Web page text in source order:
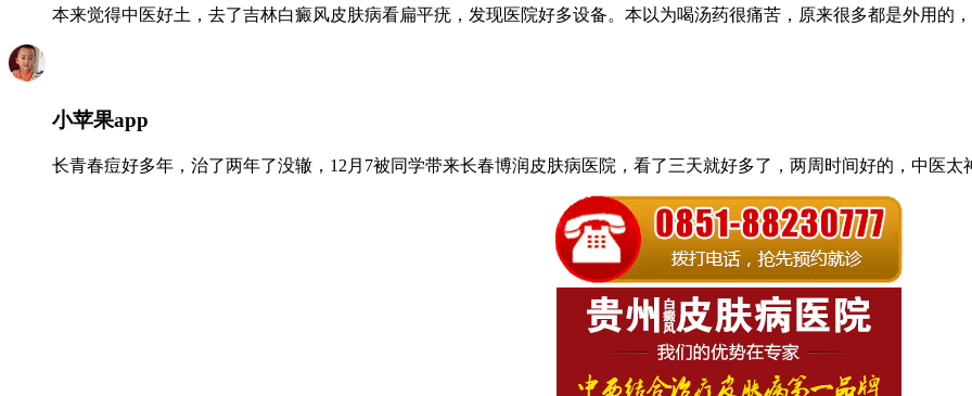
本来觉得中医好土，去了吉林白癜风皮肤病看扁平疣，发现医院好多设备。本以为喝汤药很痛苦，原来很多都是外用的
小苹果app
长青春痘好多年，治了两年了没辙，12月7被同学带来长春博润皮肤病医院，看了三天就好多了，两周时间好的，中医太